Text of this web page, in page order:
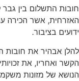
חובות התשלום בין גבר
האזרחית, אשר הכירה
ידועים בציבור.
להלן אבהיר את חובות
הקשר ואחריו, את
הנושא של מזונות